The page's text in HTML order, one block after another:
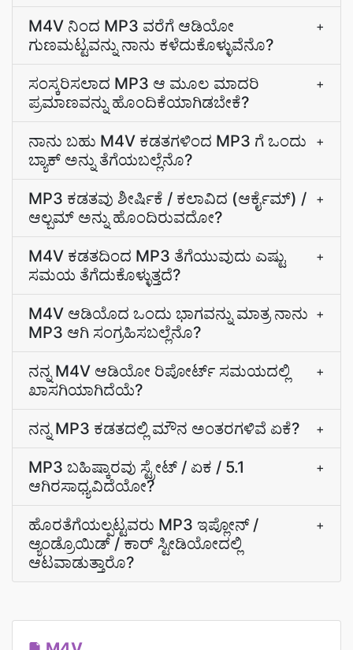
M4V ನಿಂದ MP3 ವರೆಗೆ ಆಡಿಯೋ
ಗುಣಮಟ್ಟವನ್ನು ನಾನು ಕಳೆದುಕೊಳ್ಳುವೆನೊ?
+
ಸಂಸ್ಕರಿಸಲಾದ MP3 ಆ ಮೂಲ ಮಾದರಿ
ಪ್ರಮಾಣವನ್ನು ಹೊಂದಿಕೆಯಾಗಿಡಬೇಕೆ?
+
ನಾನು ಬಹು M4V ಕಡತಗಳಿಂದ MP3 ಗೆ ಒಂದು
ಬ್ಯಾಕ್‌ ಅನ್ನು ತೆಗೆಯಬಲ್ಲೆನೊ?
+
MP3 ಕಡತವು ಶೀರ್ಷಿಕೆ / ಕಲಾವಿದ (ಆರ್ಕೈಮ್) /
ಆಲ್ಬಮ್ ಅನ್ನು ಹೊಂದಿರುವದೋ?
+
M4V ಕಡತದಿಂದ MP3 ತೆಗೆಯುವುದು ಎಷ್ಟು
ಸಮಯ ತೆಗೆದುಕೊಳ್ಳುತ್ತದೆ?
+
M4V ಆಡಿಯೊದ ಒಂದು ಭಾಗವನ್ನು ಮಾತ್ರ ನಾನು
MP3 ಆಗಿ ಸಂಗ್ರಹಿಸಬಲ್ಲೆನೊ?
+
ನನ್ನ M4V ಆಡಿಯೋ ರಿಪೋರ್ಟ್ ಸಮಯದಲ್ಲಿ
ಖಾಸಗಿಯಾಗಿದೆಯೆ?
+
ನನ್ನ MP3 ಕಡತದಲ್ಲಿ ಮೌನ ಅಂತರಗಳಿವೆ ಏಕೆ? +
MP3 ಬಹಿಷ್ಕಾರವು ಸ್ಟ್ರೇಟ್‌ / ಏಕ / 5.1
ಆಗಿರಸಾಧ್ಯವಿದೆಯೋ?
+
ಹೊರತೆಗೆಯಲ್ಪಟ್ಟವರು MP3 ಇಪ್ಲೋನ್‌ /
ಆ್ಯಂಡ್ರೊಯಿಡ್‌ / ಕಾರ್‌ ಸ್ಟೀಡಿಯೋದಲ್ಲಿ
ಆಟವಾಡುತ್ತಾರೊ?
+